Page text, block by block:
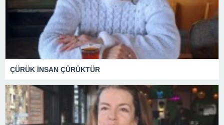
ÇÜRÜK İNSAN ÇÜRÜKTÜR